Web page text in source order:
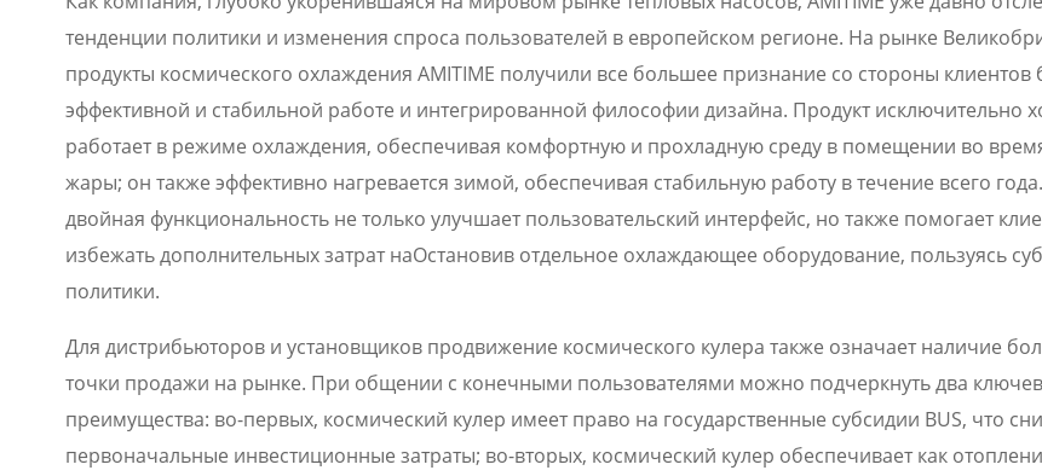
тенденции политики и изменения спроса пользователей в европейском регионе. На рынке
продукты космического охлаждения AMITIME получили все большее признание со стороны клиентов
эффективной и стабильной работе и интегрированной философии дизайна. Продукт исключительно
работает в режиме охлаждения, обеспечивая комфортную и прохладную среду в помещении во
жары; он также эффективно нагревается зимой, обеспечивая стабильную работу в течение всего
двойная функциональность не только улучшает пользовательский интерфейс, но также помогает
избежать дополнительных затрат наОстановив отдельное охлаждающее оборудование, пользуясь
политики.
Для дистрибьюторов и установщиков продвижение космического кулера также означает наличие
точки продажи на рынке. При общении с конечными пользователями можно подчеркнуть два
преимущества: во-первых, космический кулер имеет право на государственные субсидии BUS, что
первоначальные инвестиционные затраты; во-вторых, космический кулер обеспечивает как